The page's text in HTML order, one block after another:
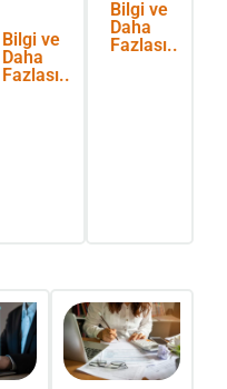
Bilgi ve
Daha
Fazlası..
Bilgi ve
Daha
Fazlası..